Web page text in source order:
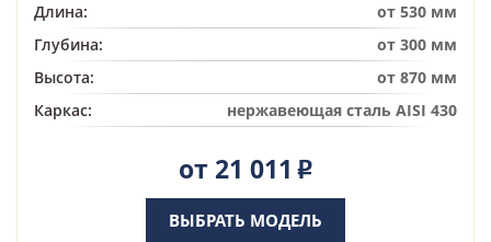
Длина:
от 530 мм
Глубина:
от 300 мм
Высота:
от 870 мм
Каркас:
нержавеющая сталь AISI 430
от 21 011 Р
ВЫБРАТЬ МОДЕЛЬ